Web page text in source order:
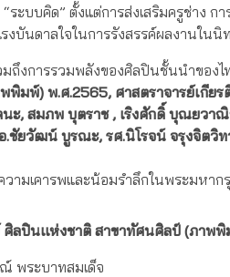
ะบบคิด” ตั้งแต่การส่งเสริมครูช่าง ก
งบันดาลใจในการรังสรรค์ผลงานใน
ถึงการรวมพลังของศิลปินชั้นนำของไ
พิมพ์) พ.ศ.2565, ศาสตราจารย์เกี
ะ, สมภพ บุตราช , เริงศักดิ์ บุณยวา
.ชัยวัฒน์ บูรณะ, รศ.นิโรจน์ จรุงจิตวิ
วามเคารพและน้อมรำลึกในพระมหา
ศิลปินแห่งชาติ สาขาทัศนศิลป์ (ภาพ
พระบาทสมเด็จ